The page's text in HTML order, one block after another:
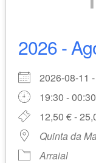
2026 -
2026-08-11
19:30 - 00:30
12,50 € -
Quinta da
Arraial